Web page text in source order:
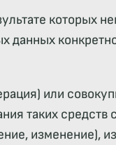
которых
данных
или
таких
изменение),